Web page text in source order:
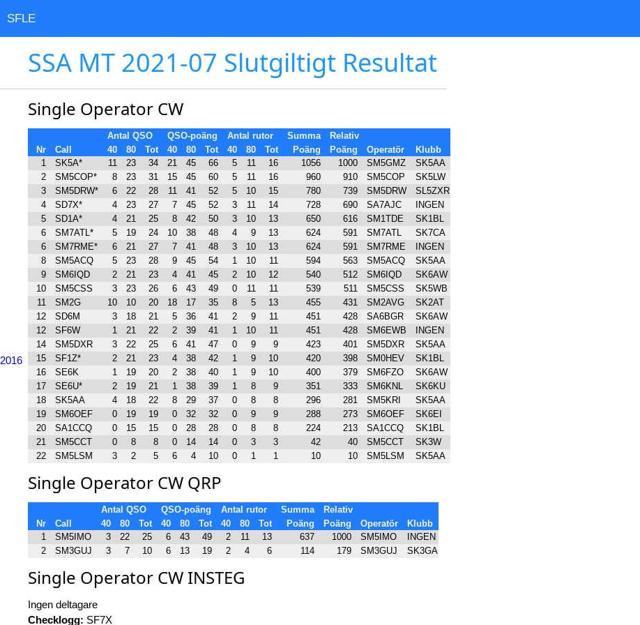
SFLE
2016
SSA MT 2021-07 Slutgiltigt Resultat
Single Operator CW
Antal QSO QSO-poäng Antal rutor Summa
Relativ
Nr
Call 40 80 Tot 40 80 Tot 40 80 Tot Poäng Poäng Operatör
Klubb
1
SK5A* 11 23 34 21 45 66 5 11 16 1056 1000 SM5GMZ
SK5AA
2
SM5COP* 8 23 31 15 45 60 5 11 16 960 910 SM5COP
SK5LW
3
SM5DRW* 6 22 28 11 41 52 5 10 15 780 739 SM5DRW
SL5ZXR
4
SD7X* 4 23 27 7 45 52 3 11 14 728 690 SA7AJC
INGEN
5
SD1A* 4 21 25 8 42 50 3 10 13 650 616 SM1TDE
SK1BL
6
SM7ATL* 5 19 24 10 38 48 4 9 13 624 591 SM7ATL
SK7CA
6
SM7RME* 6 21 27 7 41 48 3 10 13 624 591 SM7RME
INGEN
8
SM5ACQ 5 23 28 9 45 54 1 10 11 594 563 SM5ACQ
SK5AA
9
SM6IQD 2 21 23 4 41 45 2 10 12 540 512 SM6IQD
SK6AW
10
SM5CSS 3 23 26 6 43 49 0 11 11 539 511 SM5CSS
SK5WB
11
SM2G 10 10 20 18 17 35 8 5 13 455 431 SM2AVG
SK2AT
12
SD6M 3 18 21 5 36 41 2 9 11 451 428 SA6BGR
SK6AW
12
SF6W 1 21 22 2 39 41 1 10 11 451 428 SM6EWB
INGEN
14
SM5DXR 3 22 25 6 41 47 0 9 9 423 401 SM5DXR
SK5AA
15
SF1Z* 2 21 23 4 38 42 1 9 10 420 398 SM0HEV
SK1BL
16
SE6K 1 19 20 2 38 40 1 9 10 400 379 SM6FZO
SK6AW
17
SE6U* 2 19 21 1 38 39 1 8 9 351 333 SM6KNL
SK6KU
18
SK5AA 4 18 22 8 29 37 0 8 8 296 281 SM5KRI
SK5AA
19
SM6OEF 0 19 19 0 32 32 0 9 9 288 273 SM6OEF
SK6EI
20
SA1CCQ 0 15 15 0 28 28 0 8 8 224 213 SA1CCQ
SK1BL
21
SM5CCT 0 8 8 0 14 14 0 3 3 42 40 SM5CCT
SK3W
22
SM5LSM 3 2 5 6 4 10 0 1 1 10 10 SM5LSM SK5AA
Single Operator CW QRP
Antal QSO QSO-poäng Antal rutor Summa
Relativ
Nr
Call 40 80 Tot 40 80 Tot 40 80 Tot Poäng Poäng Operatör
Klubb
1
SM5IMO 3 22 25 6 43 49 2 11 13 637 1000 SM5IMO
INGEN
2
SM3GUJ 3 7 10 6 13 19 2 4 6 114 179 SM3GUJ SK3GA
Single Operator CW INSTEG
Ingen deltagare
Checklogg: SF7X